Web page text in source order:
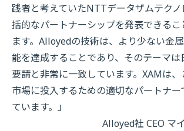
践者と考えていたNTTデータザムテク
括的なパートナーシップを発表できる
ます。Alloyedの技術は、より少ない金
能を達成することであり、そのテーマは
要請と非常に一致しています。XAMは
市場に投入するための適切なパートナー
ています。」
Alloyed社 CEO マ